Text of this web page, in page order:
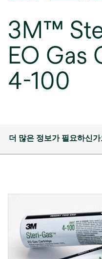
3M™
EO Gas
4-100
더 많은 정보가 필요하신가